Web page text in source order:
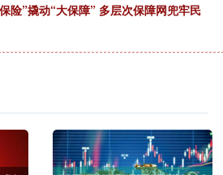
险”撬动“大保障” 多层次保障网兜牢民